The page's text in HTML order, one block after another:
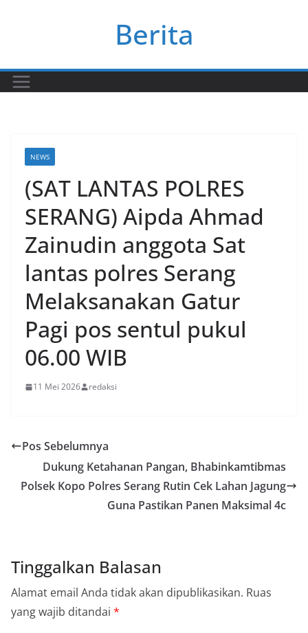
Berita
NEWS
(SAT LANTAS POLRES
SERANG) Aipda Ahmad
Zainudin anggota Sat
lantas polres Serang
Melaksanakan Gatur
Pagi pos sentul pukul
06.00 WIB
11 Mei 2026 redaksi
Pos Sebelumnya
Dukung Ketahanan Pangan, Bhabinkamtibmas
Polsek Kopo Polres Serang Rutin Cek Lahan Jagung
Guna Pastikan Panen Maksimal 4c
Tinggalkan Balasan
Alamat email Anda tidak akan dipublikasikan. Ruas
yang wajib ditandai *